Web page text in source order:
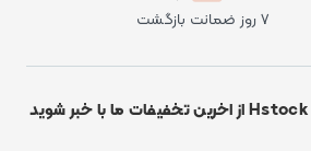
۷ روز ضمانت بازگشت